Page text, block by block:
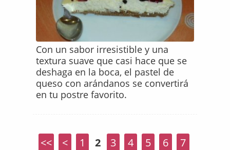
Con un sabor irresistible y una
textura suave que casi hace que se
deshaga en la boca, el pastel de
queso con arándanos se convertirá
en tu postre favorito.
<< < 1 2 3 4 5 6
7